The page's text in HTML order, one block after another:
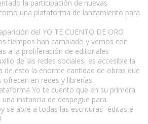
la participación de nuevas
una plataforma de lanzamiento para
del YO TE CUENTO DE ORO
tiempos han cambiado y vemos con
a la proliferación de editoriales
de las redes sociales, es accesible la
de esto la enorme cantidad de obras que
en redes y librerías.
Yo te cuento que en su primera
instancia de despegue para
se abre a todas las escrituras -éditas e